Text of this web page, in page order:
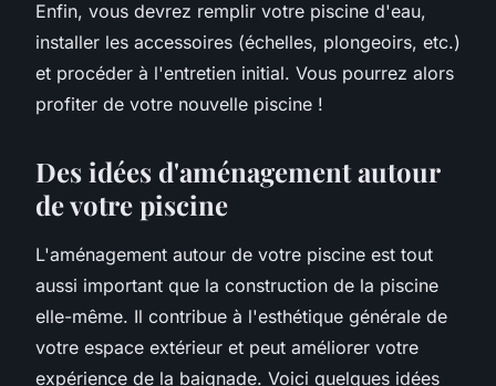
Enfin, vous devrez remplir votre piscine d'eau,
installer les accessoires (échelles, plongeoirs, etc.)
et procéder à l'entretien initial. Vous pourrez alors
profiter de votre nouvelle piscine !
Des idées d'aménagement autour
de votre piscine
L'aménagement autour de votre piscine est tout
aussi important que la construction de la piscine
elle-même. Il contribue à l'esthétique générale de
votre espace extérieur et peut améliorer votre
expérience de la baignade. Voici quelques idées